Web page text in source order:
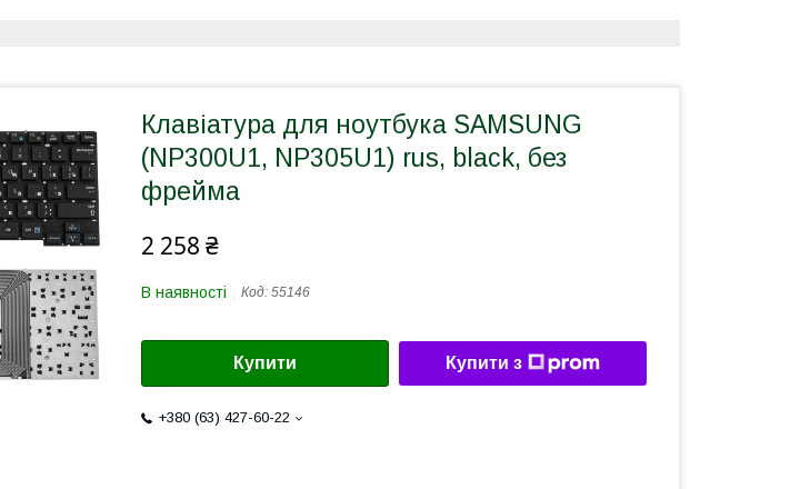
Клавіатура для ноутбука SAMSUNG
(NP300U1, NP305U1) rus, black, без
фрейма
2 258 ₴
В наявності Код: 55146
Купити Купити з
+380 (63) 427-60-22